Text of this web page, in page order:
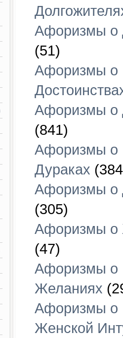
Афоризмы о
(51)
Афоризмы о
Афоризмы о
(841)
Афоризмы о
Дураках
Афоризмы о
(305)
Афоризмы
(47)
Афоризмы о
Желаниях
Афоризмы о
Женской